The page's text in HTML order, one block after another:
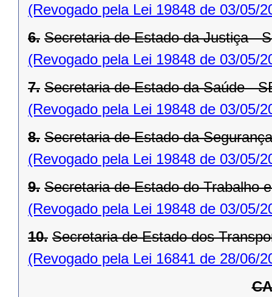
(Revogado pela Lei 19848 de 03/05/
6. Secretaria de Estado da Justiça -
(Revogado pela Lei 19848 de 03/05/
7. Secretaria de Estado da Saúde -
(Revogado pela Lei 19848 de 03/05/
8. Secretaria de Estado da
(Revogado pela Lei 19848 de 03/05/
9. Secretaria de Estado do Trabalho
(Revogado pela Lei 19848 de 03/05/
10. Secretaria de Estado dos
(Revogado pela Lei 16841 de 28/06/